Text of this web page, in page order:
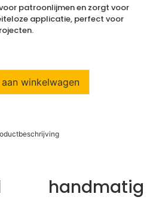
patroonlijmen en zorgt voor
applicatie, perfect voor
winkelwagen